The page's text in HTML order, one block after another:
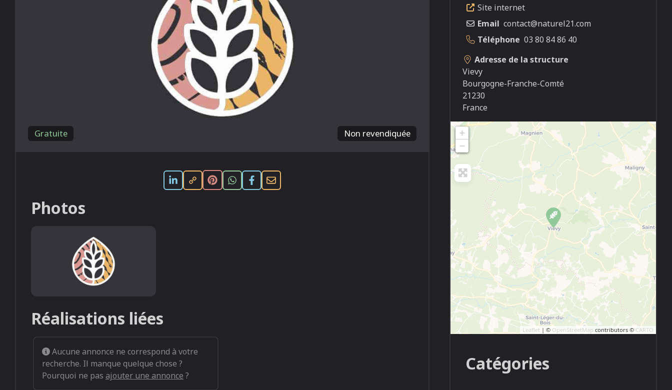
Non revendiquée
Gratuite
Photos
Réalisations liées
Aucune annonce ne correspond à votre
recherche. Il manque quelque chose ?
Pourquoi ne pas ajouter une annonce ?
Site internet
Email contact@naturel21.com
Téléphone 03 80 84 86 40
Adresse de la structure
Vievy
Bourgogne-Franche-Comté
21230
France
+
−
Leaflet| © OpenStreetMap contributors © CARTO
Catégories